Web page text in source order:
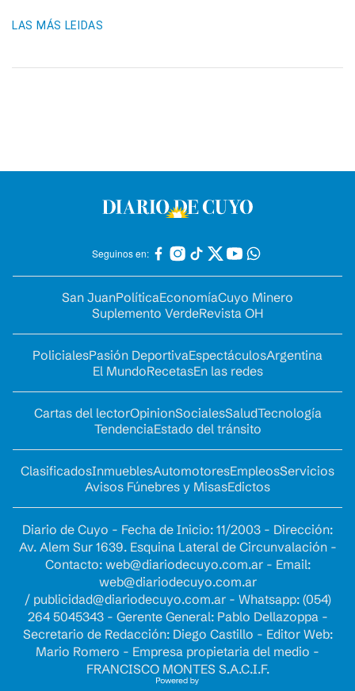
LAS MÁS LEIDAS
Seguinos en:
San JuanPolíticaEconomíaCuyo Minero
Suplemento VerdeRevista OH
PolicialesPasión DeportivaEspectáculosArgentina
El MundoRecetasEn las redes
Cartas del lectorOpinionSocialesSaludTecnología
TendenciaEstado del tránsito
ClasificadosInmueblesAutomotoresEmpleosServicios
Avisos Fúnebres y MisasEdictos
Diario de Cuyo - Fecha de Inicio: 11/2003 - Dirección:
Av. Alem Sur 1639. Esquina Lateral de Circunvalación -
Contacto: web@diariodecuyo.com.ar- Email:
web@diariodecuyo.com.ar
/ publicidad@diariodecuyo.com.ar- Whatsapp: (054)
264 5045343 - Gerente General: Pablo Dellazoppa -
Secretario de Redacción: Diego Castillo - Editor Web:
Mario Romero - Empresa propietaria del medio -
FRANCISCO MONTES S.A.C.I.F.